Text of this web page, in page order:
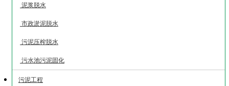
泥浆脱水
市政淤泥脱水
污泥压榨脱水
污水池污泥固化
污泥工程